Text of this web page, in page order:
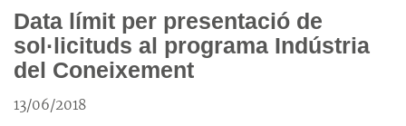
Data límit per presentació de
sol·licituds al programa Indústria
del Coneixement
13/06/2018